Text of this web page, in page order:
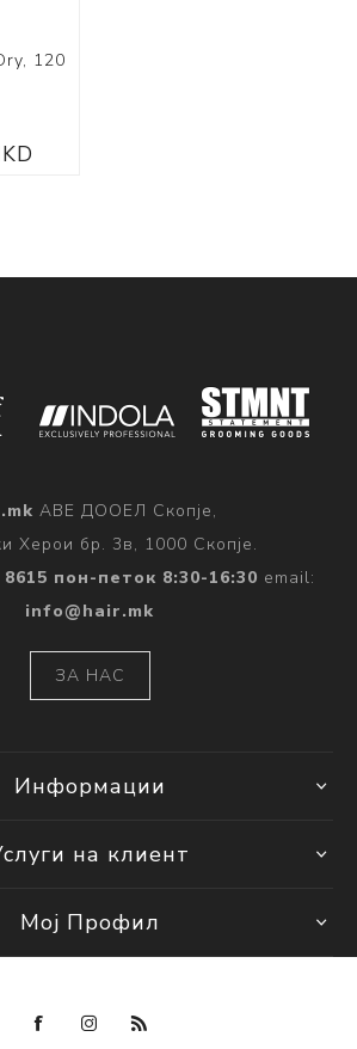
120
АВЕ ДООЕЛ Скопје,
Херои бр. 3в, 1000 Скопје.
8615 пон-петок 8:30-16:30 email:
info@hair.mk
ЗА НАС
Информации
на клиент
Мој Профил